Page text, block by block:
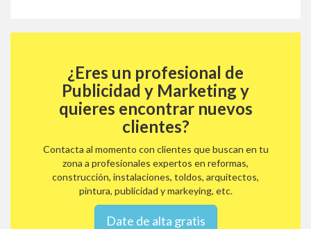
¿Eres un profesional de
Publicidad y Marketing y
quieres encontrar nuevos
clientes?
Contacta al momento con clientes que buscan en tu
zona a profesionales expertos en reformas,
construcción, instalaciones, toldos, arquitectos,
pintura, publicidad y markeying, etc.
Date de alta gratis